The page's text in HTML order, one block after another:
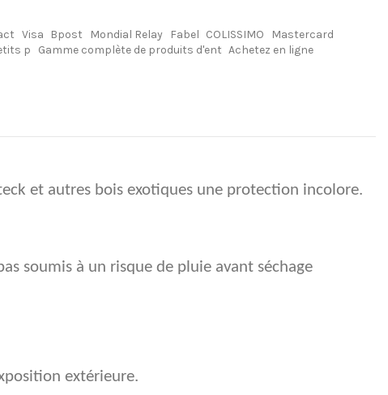
Visa Bpost Mondial Relay Fabel COLISSIMO
Mastercard
p Gamme complète de produits d'ent Achetez en ligne
et autres bois exotiques une protection incolore.
soumis à un risque de pluie avant séchage
extérieure.